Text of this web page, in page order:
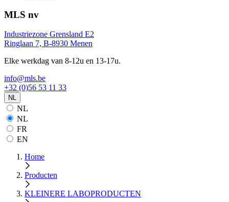
MLS nv
Industriezone Grensland E2
Ringlaan 7, B-8930 Menen
Elke werkdag van 8-12u en 13-17u.
info@mls.be
+32 (0)56 53 11 33
NL
NL
NL
FR
EN
Home
Producten
KLEINERE LABOPRODUCTEN